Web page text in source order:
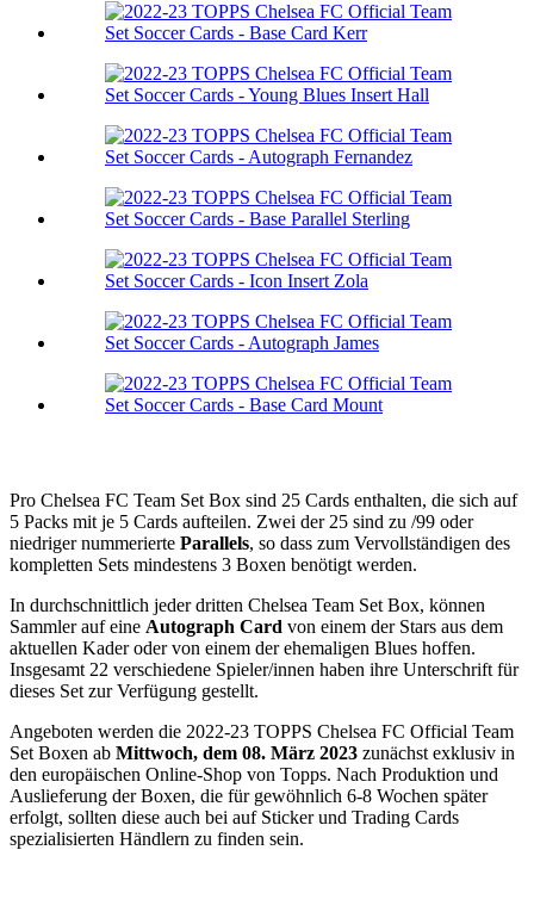
Pro Chelsea FC Team Set Box sind 25 Cards enthalten, die sich auf
5 Packs mit je 5 Cards aufteilen. Zwei der 25 sind zu /99 oder
niedriger nummerierte Parallels, so dass zum Vervollständigen des
kompletten Sets mindestens 3 Boxen benötigt werden.
In durchschnittlich jeder dritten Chelsea Team Set Box, können
Sammler auf eine Autograph Card von einem der Stars aus dem
aktuellen Kader oder von einem der ehemaligen Blues hoffen.
Insgesamt 22 verschiedene Spieler/innen haben ihre Unterschrift für
dieses Set zur Verfügung gestellt.
Angeboten werden die 2022-23 TOPPS Chelsea FC Official Team
Set Boxen ab Mittwoch, dem 08. März 2023 zunächst exklusiv in
den europäischen Online-Shop von Topps. Nach Produktion und
Auslieferung der Boxen, die für gewöhnlich 6-8 Wochen später
erfolgt, sollten diese auch bei auf Sticker und Trading Cards
spezialisierten Händlern zu finden sein.